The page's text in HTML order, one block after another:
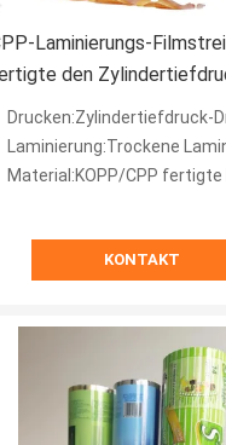
Laminierungs-
den
besonders an, der
Rolle druckt
Drucken:Zylindertiefdruck-Drucken, wie
Laminierung:Trockene Laminierung,
Material:KOPP/CPP fertigte
KONTAKT